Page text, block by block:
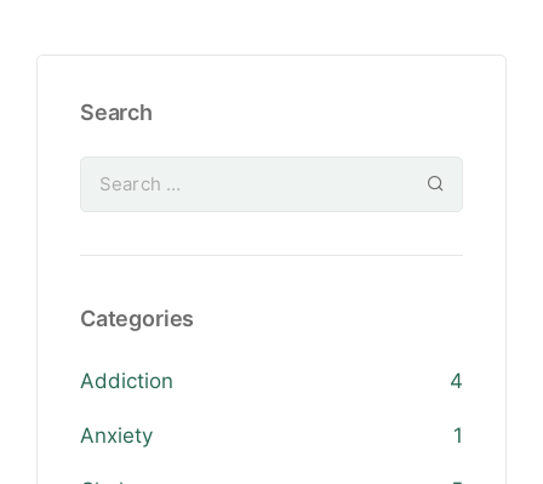
Search
Categories
Addiction 4
Anxiety 1